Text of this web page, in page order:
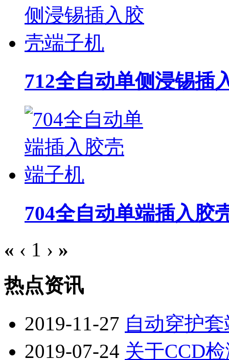
712全自动单侧浸锡插
704全自动单端插入胶
« ‹ 1 › »
热点资讯
2019-11-27 自动穿护
2019-07-24 关于CCD